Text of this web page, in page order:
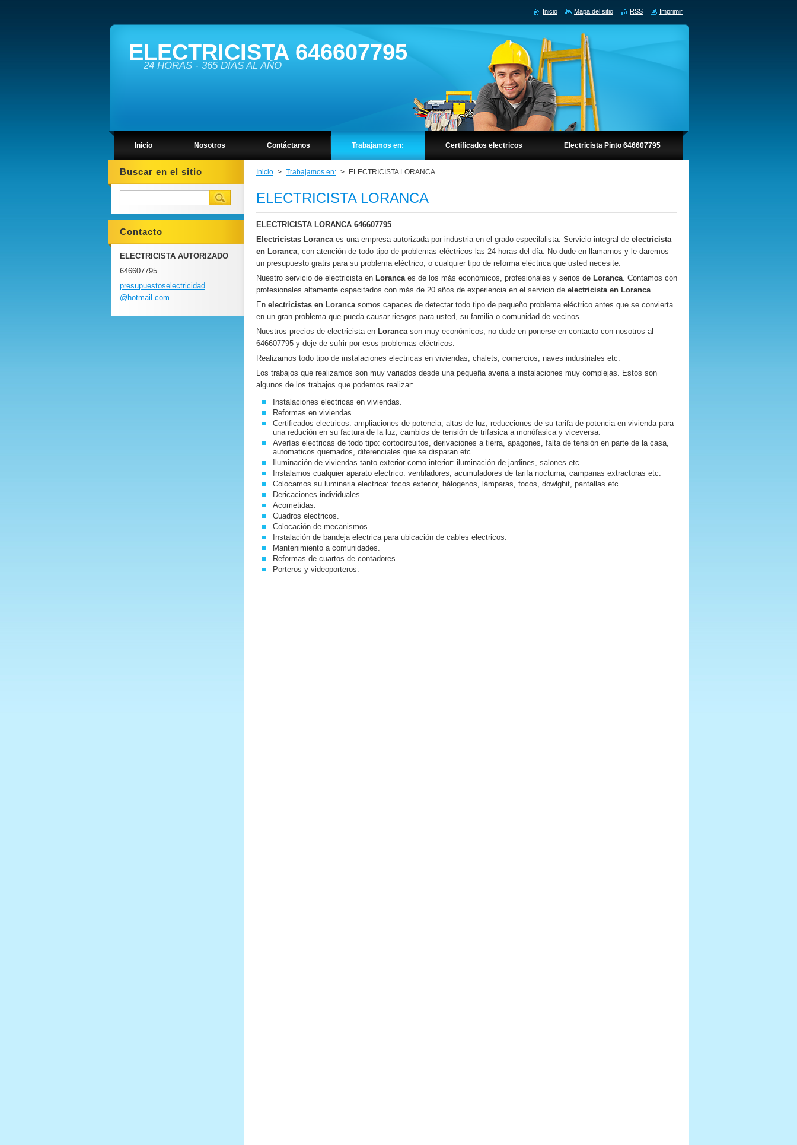
ELECTRICISTA 646607795
24 HORAS - 365 DÍAS AL AÑO
Inicio Nosotros Contáctanos Trabajamos en: Certificados electricos Electricista Pinto 646607795
Inicio > Trabajamos en: > ELECTRICISTA LORANCA
ELECTRICISTA LORANCA
ELECTRICISTA LORANCA 646607795.
Electricistas Loranca es una empresa autorizada por industria en el grado especilalista. Servicio integral de electricista
en Loranca, con atención de todo tipo de problemas eléctricos las 24 horas del día. No dude en llamarnos y le daremos
un presupuesto gratis para su problema eléctrico, o cualquier tipo de reforma eléctrica que usted necesite.
Nuestro servicio de electricista en Loranca es de los más económicos, profesionales y serios de Loranca. Contamos con
profesionales altamente capacitados con más de 20 años de experiencia en el servicio de electricista en Loranca.
En electricistas en Loranca somos capaces de detectar todo tipo de pequeño problema eléctrico antes que se convierta
en un gran problema que pueda causar riesgos para usted, su familia o comunidad de vecinos.
Nuestros precios de electricista en Loranca son muy económicos, no dude en ponerse en contacto con nosotros al
646607795 y deje de sufrir por esos problemas eléctricos.
Realizamos todo tipo de instalaciones electricas en viviendas, chalets, comercios, naves industriales etc.
Los trabajos que realizamos son muy variados desde una pequeña averia a instalaciones muy complejas. Estos son
algunos de los trabajos que podemos realizar:
Instalaciones electricas en viviendas.
Reformas en viviendas.
Certificados electricos: ampliaciones de potencia, altas de luz, reducciones de su tarifa de potencia en vivienda para
una redución en su factura de la luz, cambios de tensión de trifasica a monófasica y viceversa.
Averías electricas de todo tipo: cortocircuitos, derivaciones a tierra, apagones, falta de tensión en parte de la casa,
automaticos quemados, diferenciales que se disparan etc.
Iluminación de viviendas tanto exterior como interior: iluminación de jardines, salones etc.
Instalamos cualquier aparato electrico: ventiladores, acumuladores de tarifa nocturna, campanas extractoras etc.
Colocamos su luminaria electrica: focos exterior, hálogenos, lámparas, focos, dowlghit, pantallas etc.
Dericaciones individuales.
Acometidas.
Cuadros electricos.
Colocación de mecanismos.
Instalación de bandeja electrica para ubicación de cables electricos.
Mantenimiento a comunidades.
Reformas de cuartos de contadores.
Porteros y videoporteros.
Buscar en el sitio
Contacto
ELECTRICISTA AUTORIZADO
646607795
presupuestoselectricidad
@hotmail .com
Inicio Mapa del sitio RSS Imprimir